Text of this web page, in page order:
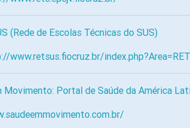
(Rede de Escolas Técnicas do SUS)
www.retsus.fiocruz.br/
Movimento: Portal de Saúde da América